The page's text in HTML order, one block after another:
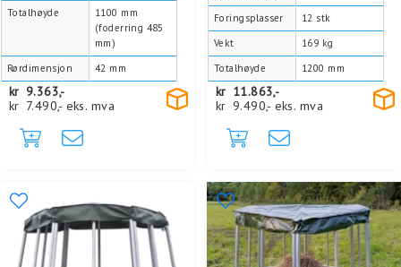
Totalhøyde
1100 mm
(foderring 485
mm)
Rørdimensjon
42 mm
kr 9.363,-
kr 7.490,- eks. mva
Foringsplasser
12 stk
Vekt
169 kg
Totalhøyde
1200 mm
kr 11.863,-
kr 9.490,- eks. mva